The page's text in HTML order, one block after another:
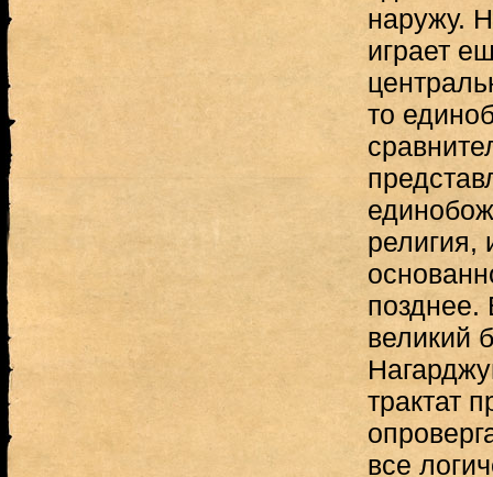
наружу.
играет
то
религия,
позднее.
великий
трактат
все